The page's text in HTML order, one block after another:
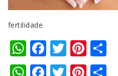
fertilidade
WhatsApp
Facebook
Twitter